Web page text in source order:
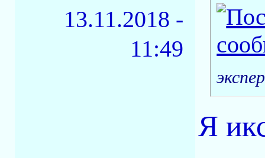
13.11.2018 -
11:49
Я